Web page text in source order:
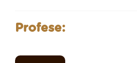
Profese: